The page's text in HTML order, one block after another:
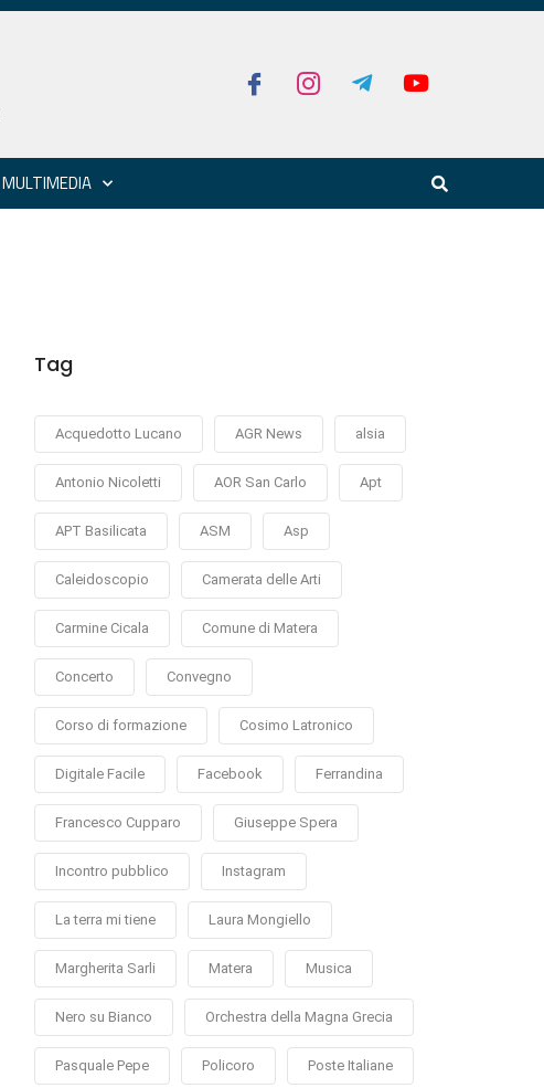
MULTIMEDIA
Tag
Acquedotto Lucano AGR News alsia
Antonio Nicoletti AOR San Carlo Apt
APT Basilicata ASM Asp
Caleidoscopio Camerata delle Arti
Carmine Cicala Comune di Matera
Concerto Convegno
Corso di formazione Cosimo Latronico
Digitale Facile Facebook Ferrandina
Francesco Cupparo Giuseppe Spera
Incontro pubblico Instagram
La terra mi tiene Laura Mongiello
Margherita Sarli Matera Musica
Nero su Bianco Orchestra della Magna Grecia
Pasquale Pepe Policoro Poste Italiane